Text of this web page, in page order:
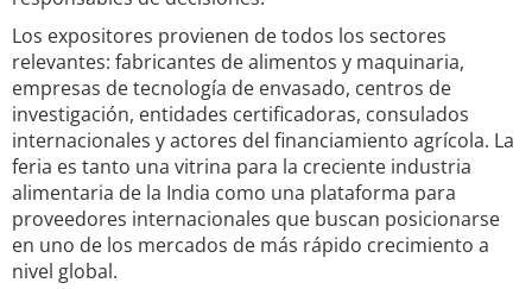
Los expositores provienen de todos los sectores
relevantes: fabricantes de alimentos y maquinaria,
empresas de tecnología de envasado, centros de
investigación, entidades certificadoras, consulados
internacionales y actores del financiamiento agrícola. La
feria es tanto una vitrina para la creciente industria
alimentaria de la India como una plataforma para
proveedores internacionales que buscan posicionarse
en uno de los mercados de más rápido crecimiento a
nivel global.